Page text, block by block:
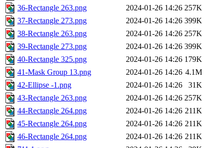
36-Rectangle 263.png
2024-01-26 14:26 257K
37-Rectangle 273.png
2024-01-26 14:26 399K
38-Rectangle 263.png
2024-01-26 14:26 257K
39-Rectangle 273.png
2024-01-26 14:26 399K
40-Rectangle 325.png
2024-01-26 14:26 179K
41-Mask Group 13.png
2024-01-26 14:26 4.1M
42-Ellipse -1.png
2024-01-26 14:26
31K
43-Rectangle 263.png
2024-01-26 14:26 257K
44-Rectangle 264.png
2024-01-26 14:26 211K
45-Rectangle 264.png
2024-01-26 14:26 211K
46-Rectangle 264.png
2024-01-26 14:26 211K